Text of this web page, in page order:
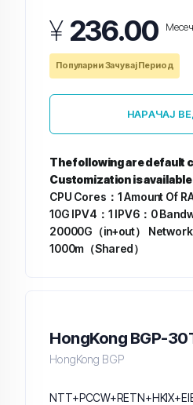
¥ 236.00
Популарни Зачувај Период
НАРАЧАЈ
The following are default
Customization is
CPU Cores：1Amount Of
10G IPV4：1 IPV6：0
20000G（in+out）
Network
1000m（Shared）
HongKong BGP-
HongKong BGP